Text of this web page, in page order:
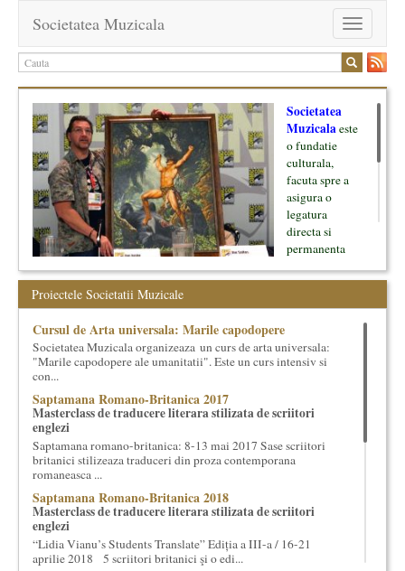
Toggle
navigation
Societatea Muzicala
Societatea
Muzicalaeste
o fundatie
culturala,
facuta spre a
asigura o
legatura
directa si
permanenta
oamenii ei, pe
inceput cu muzica clasica - si de aici numele -, insa acum
dezvoltam proiecte si in alte domenii ale culturii.
Facem management cultural, dezvoltam si administram proiecte
proprii sau preluate, modele si sisteme de finantare, marketing
cultural si consultanta. Organizam concursuri, concerte si
evenimente culturale, private sau publice, tinem cursuri de
cultura generala muzicala, teatrala, filosofica si de alte feluri.
Cuvinte in plus despre proiect, despre cei care il administreaza si
Proiectele Societatii Muzicale
Cursul de Arta universala: Marile capodopere
Societatea Muzicala organizeaza un curs de arta universala:
"Marile capodopere ale umanitatii". Este un curs intensiv si
con...
Saptamana Romano-Britanica 2017
Masterclass de traducere literara stilizata de scriitori
englezi
Saptamana romano-britanica: 8-13 mai 2017 Sase scriitori
britanici stilizeaza traduceri din proza contemporana
romaneasca ...
Saptamana Romano-Britanica 2018
Masterclass de traducere literara stilizata de scriitori
englezi
“Lidia Vianu’s Students Translate” Ediția a III-a / 16-21
aprilie 2018 5 scriitori britanici şi o edi...